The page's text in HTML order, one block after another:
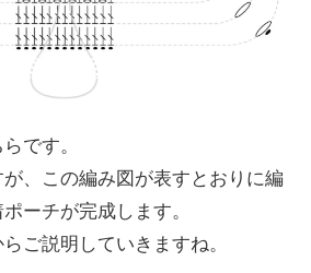
です。
、この編み図が表すとおりに編
ーチが完成します。
ご説明していきますね。